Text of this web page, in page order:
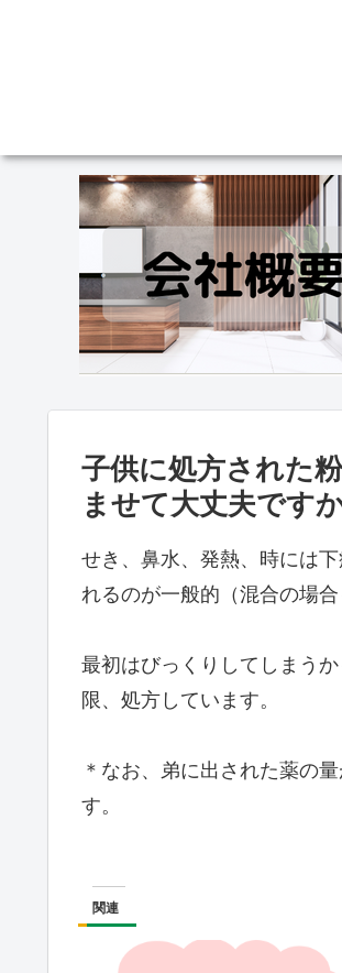
子供に処方された
ませて大丈夫です
せき、鼻水、発熱、時には
れるのが一般的（混合の場合
最初はびっくりしてしまう
限、処方しています。
＊なお、弟に出された薬の
す。
関連